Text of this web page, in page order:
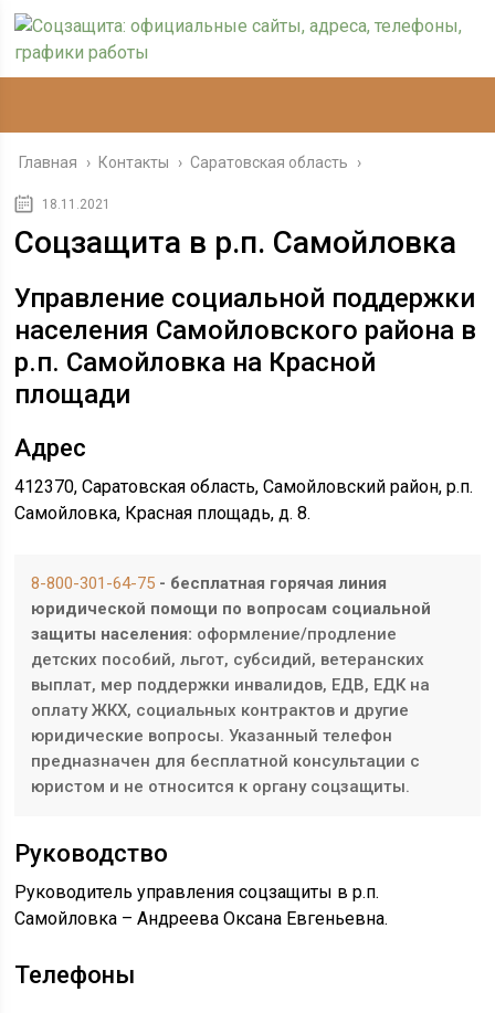
Главная › Контакты › Саратовская область ›
18.11.2021
Соцзащита в р.п. Самойловка
Управление социальной поддержки
населения Самойловского района в
р.п. Самойловка на Красной
площади
Адрес
412370, Саратовская область, Самойловский район, р.п.
Самойловка, Красная площадь, д. 8.
8-800-301-64-75 - бесплатная горячая линия
юридической помощи по вопросам социальной
защиты населения: оформление/продление
детских пособий, льгот, субсидий, ветеранских
выплат, мер поддержки инвалидов, ЕДВ, ЕДК на
оплату ЖКХ, социальных контрактов и другие
юридические вопросы. Указанный телефон
предназначен для бесплатной консультации с
юристом и не относится к органу соцзащиты.
Руководство
Руководитель управления соцзащиты в р.п.
Самойловка – Андреева Оксана Евгеньевна.
Телефоны